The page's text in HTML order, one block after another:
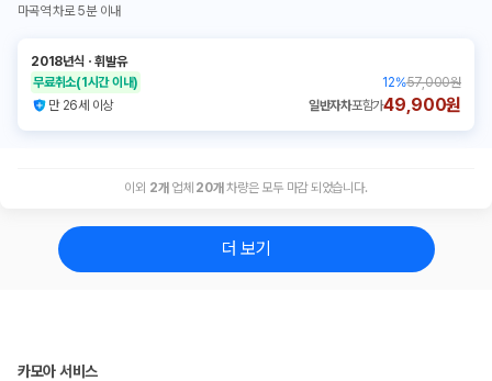
마곡역 차로 5분 이내
2018년식 ㆍ휘발유
무료취소(1시간 이내) 12%57,000원
만 26세 이상
일반자차포함가49,900원
이외 2개 업체 20개 차량은 모두 마감 되었습니다.
더 보기
카모아 서비스